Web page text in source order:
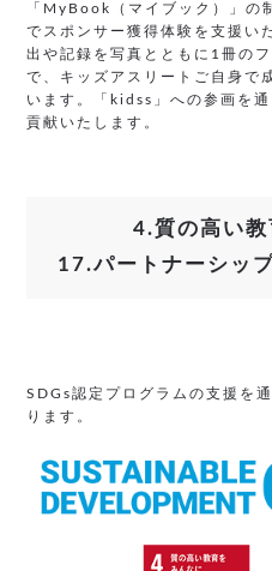
「MyBook（マイブック）」の
でスポンサー獲得体験を支援い
出や記録を写真とともに1冊の
で、キッズアスリートご自身で
います。「kidss」への参画を
貢献いたします。
4.質の高い教
17.パートナーシッ
SDGs認定プログラムの支援を
ります。